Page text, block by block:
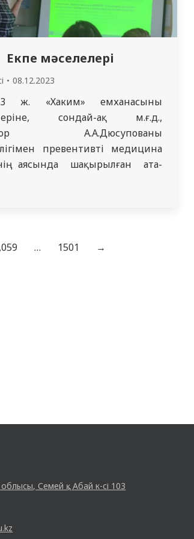
Екпе мәселелері
08.12.2023
ж. «Хаким» емханасының
сондай-ақ м.ғ.д.,
А.А.Дюсупованың
превентивті медицина
аясында шақырылған ата-
арналған «Екпе мәселелері»
жағдай нашарлады.
… 1501 →
Семей қ., Абай к-сі 103